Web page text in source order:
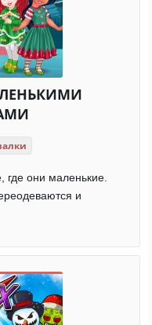
они маленькие.
и